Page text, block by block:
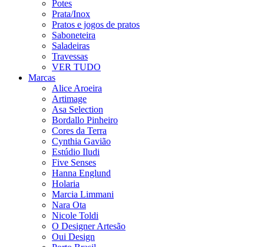
Potes
Prata/Inox
Pratos e jogos de pratos
Saboneteira
Saladeiras
Travessas
VER TUDO
Marcas
Alice Aroeira
Artimage
Asa Selection
Bordallo Pinheiro
Cores da Terra
Cynthia Gavião
Estúdio Iludi
Five Senses
Hanna Englund
Holaria
Marcia Limmani
Nara Ota
Nicole Toldi
O Designer Artesão
Oui Design